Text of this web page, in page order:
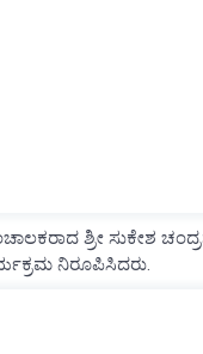
ಶ್ರೀ ಸುಕೇಶ
ನಿರೂಪಿಸಿದರು.